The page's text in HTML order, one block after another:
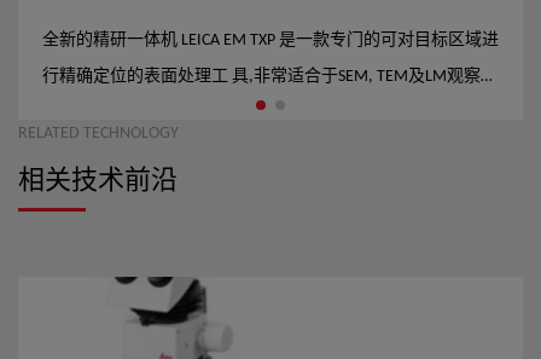
全新的精研一体机 LEICA EM TXP 是一款专门的可对目标区域进
行精确定位的表面处理工 具,非常适合于SEM, TEM及LM观察之
前对样品进行切割、 抛光等系列处理。它尤其适合于制备高
小目标进行定 点处理。有了镶卡EMTXP,这些工作就可轻松完
域极易丢失或者由于目标尺寸太小而难以处理。使用镶卡
EMTXP,此类样品都可被轻易处理完成。 另外，借助其多功能
RELATED TECHNOLOGY
相关技术前沿